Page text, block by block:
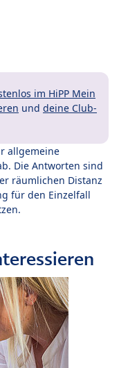
im HiPP Mein
und deine Club-
allgemeine
Die Antworten sind
räumlichen Distanz
für den Einzelfall